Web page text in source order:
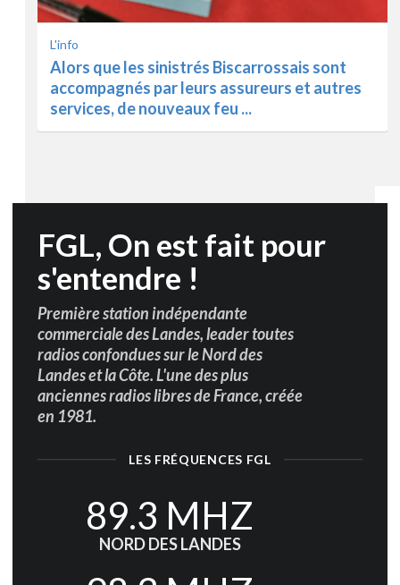
L'info
Alors que les sinistrés Biscarrossais sont
accompagnés par leurs assureurs et autres
services, de nouveaux feu ...
FGL, On est fait pour
s'entendre !
Première station indépendante
commerciale des Landes, leader toutes
radios confondues sur le Nord des
Landes et la Côte. L'une des plus
anciennes radios libres de France, créée
en 1981.
LES FRÉQUENCES FGL
89.3 MHZ
NORD DES LANDES